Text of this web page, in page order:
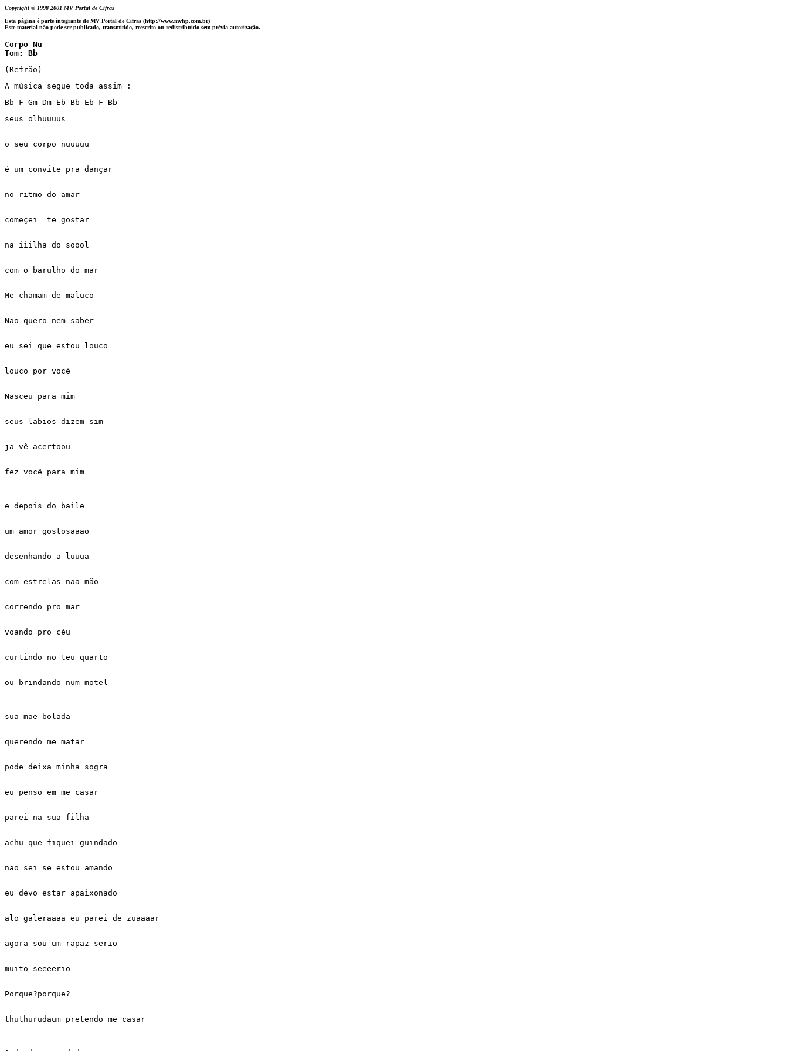
Copyright © 1998-2001 MV Portal de Cifras
Esta página é parte integrante de MV Portal de Cifras (http://www.mvhp.com.br)
Este material não pode ser publicado, transmitido, reescrito ou redistribuído sem prévia autorização.
Corpo Nu
(Refrão)
A música segue toda assim :
Bb F Gm Dm Eb Bb Eb F Bb
seus olhuuuus
o seu corpo nuuuuu
é um convite pra dançar
no ritmo do amar
começei  te gostar
na iiilha do soool
com o barulho do mar
Me chamam de maluco
Nao quero nem saber
eu sei que estou louco
louco por você
Nasceu para mim
seus labios dizem sim
ja vê acertoou
fez você para mim
e depois do baile
um amor gostosaaao
desenhando a luuua
com estrelas naa mão
correndo pro mar
voando pro céu
curtindo no teu quarto
ou brindando num motel
sua mae bolada
querendo me matar
pode deixa minha sogra
eu penso em me casar
parei na sua filha
achu que fiquei guindado
nao sei se estou amando
eu devo estar apaixonado
alo galeraaaa eu parei de zuaaaar
agora sou um rapaz serio
muito seeeerio
Porque?porque?
thuthurudaum pretendo me casar